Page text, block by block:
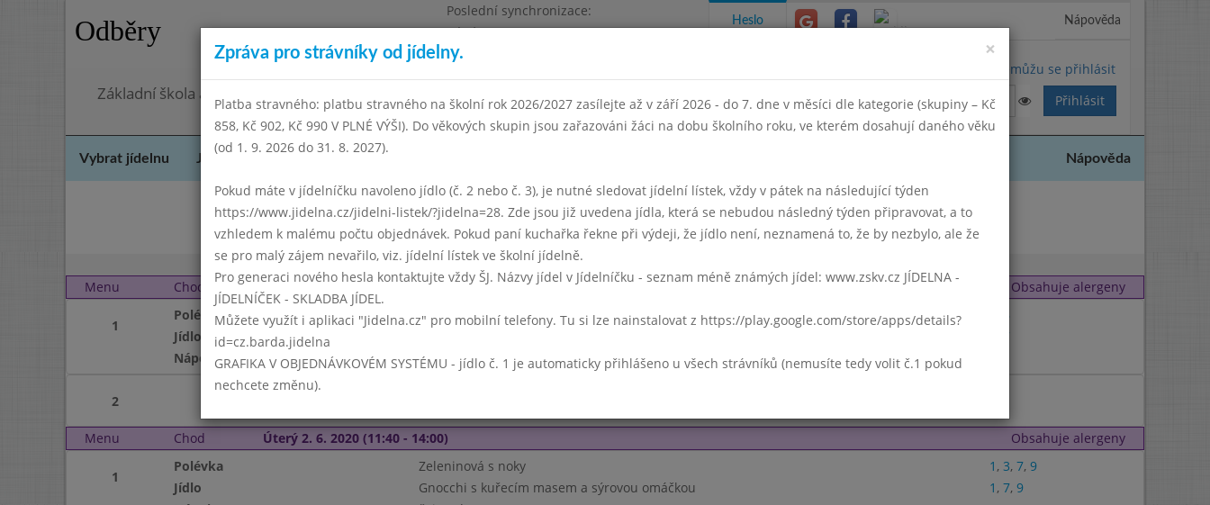
Odběry
Poslední synchronizace:
Pátek 3.7.2026 12:21
Omezení objednávek
Základní škola a mateřská škola Chodov, Praha 4, Květnového vítězství 57
Heslo Nápověda
Nemůžu se přihlásit
Vybrat jídelnu Jídelní lístek Kontakty a informace Nápověda
Duben 2020 Květen 2020 Červen 2020 Červenec 2020 Srpen 2020
Týden 23
Menu
Chod Pondělí 1. 6. 2020 (11:40 - 14:00) Obsahuje alergeny
1
Polévka Frankfurtská
Jídlo
Nápoj
mléko, čaj, voda
2
Menu Chod Úterý 2. 6. 2020 (11:40 - 14:00) Obsahuje alergeny
1
Polévka Zeleninová s noky 1 , 3, 7, 9
Jídlo
Gnocchi s kuřecím masem a sýrovou omáčkou 1 , 7, 9
×
Zpráva pro strávníky od jídelny.
Platba stravného: platbu stravného na školní rok 2026/2027 zasílejte až v září 2026 - do 7. dne v měsíci dle kategorie (skupiny – Kč
858, Kč 902, Kč 990 V PLNÉ VÝŠI). Do věkových skupin jsou zařazováni žáci na dobu školního roku, ve kterém dosahují daného věku
(od 1. 9. 2026 do 31. 8. 2027).
Pokud máte v jídelníčku navoleno jídlo (č. 2 nebo č. 3), je nutné sledovat jídelní lístek, vždy v pátek na následující týden
https://www.jidelna.cz/jidelni-listek/?jidelna=28. Zde jsou již uvedena jídla, která se nebudou následný týden připravovat, a to
vzhledem k malému počtu objednávek. Pokud paní kuchařka řekne při výdeji, že jídlo není, neznamená to, že by nezbylo, ale že
se pro malý zájem nevařilo, viz. jídelní lístek ve školní jídelně.
Pro generaci nového hesla kontaktujte vždy ŠJ. Názvy jídel v Jídelníčku - seznam méně známých jídel: www.zskv.cz JÍDELNA -
JÍDELNÍČEK - SKLADBA JÍDEL.
Můžete využít i aplikaci "Jidelna.cz" pro mobilní telefony. Tu si lze nainstalovat z https://play.google.com/store/apps/details?
id=cz.barda.jidelna
GRAFIKA V OBJEDNÁVKOVÉM SYSTÉMU - jídlo č. 1 je automaticky přihlášeno u všech strávníků (nemusíte tedy volit č.1 pokud
nechcete změnu).